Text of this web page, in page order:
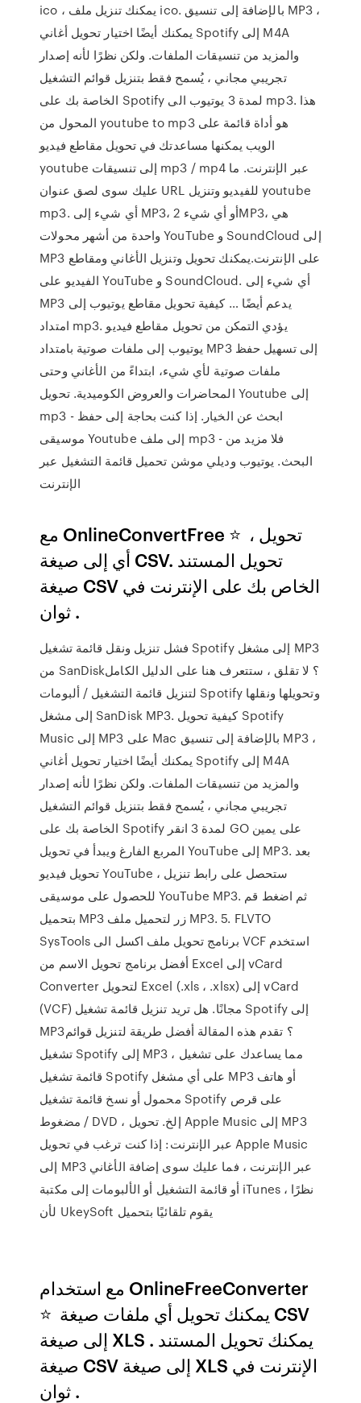
ico ، يمكنك تنزيل ملف ico. بالإضافة إلى تنسيق MP3 ،
يمكنك أيضًا اختيار تحويل أغاني Spotify إلى M4A
والمزيد من تنسيقات الملفات. ولكن نظرًا لأنه إصدار
تجريبي مجاني ، يُسمح فقط بتنزيل قوائم التشغيل
الخاصة بك على Spotify لمدة 3 يوتيوب الى mp3. هذا
المحول من youtube to mp3 هو أداة قائمة على
الويب يمكنها مساعدتك في تحويل مقاطع فيديو
youtube إلى تنسيقات mp3 / mp4 عبر الإنترنت. ما
عليك سوى لصق عنوان URL للفيديو وتنزيل youtube
mp3. أي شيء إلى MP3، أو أي شيء 2MP3، هي
واحدة من أشهر محولات YouTube و SoundCloud إلى
MP3 على الإنترنت.يمكنك تحويل وتنزيل الأغاني ومقاطع
الفيديو على YouTube و SoundCloud. أي شيء إلى
MP3 يدعم أيضًا … كيفية تحويل مقاطع يوتيوب إلى
امتداد mp3. يؤدي التمكن من تحويل مقاطع فيديو
يوتيوب إلى ملفات صوتية بامتداد MP3 إلى تسهيل حفظ
ملفات صوتية لأي شيء، ابتداءً من الأغاني وحتى
المحاضرات والعروض الكوميدية. تحويل Youtube إلى
mp3 - ابحث عن الخيار. إذا كنت بحاجة إلى حفظ
موسيقى Youtube إلى ملف mp3 - فلا مزيد من
البحث. يوتيوب وديلي موشن تحميل قائمة التشغيل عبر
الإنترنت
مع OnlineConvertFree ⭐ ️ ، تحويل
أي إلى صيغة CSV. تحويل المستند
صيغة CSV الخاص بك على الإنترنت في
ثوان ️.
فشل تنزيل ونقل قائمة تشغيل Spotify إلى مشغل MP3
من SanDisk؟ لا تقلق ، ستتعرف هنا على الدليل الكامل
لتنزيل قائمة التشغيل / ألبومات Spotify وتحويلها ونقلها
إلى مشغل SanDisk MP3. كيفية تحويل Spotify
Music إلى MP3 على Mac بالإضافة إلى تنسيق MP3 ،
يمكنك أيضًا اختيار تحويل أغاني Spotify إلى M4A
والمزيد من تنسيقات الملفات. ولكن نظرًا لأنه إصدار
تجريبي مجاني ، يُسمح فقط بتنزيل قوائم التشغيل
الخاصة بك على Spotify لمدة 3 انقر GO على يمين
المربع الفارغ ويبدأ في تحويل YouTube إلى MP3. بعد
تحويل فيديو YouTube ، ستحصل على رابط تنزيل
للحصول على موسيقى YouTube MP3. ثم اضغط قم
بتحميل MP3 زر لتحميل ملف MP3. 5. FLVTO
SysTools برنامج تحويل ملف اكسل الى VCF استخدم
أفضل برنامج تحويل الاسم من Excel إلى vCard
Converter لتحويل Excel (.xls ، .xlsx) إلى vCard
(VCF) مجانًا. هل تريد تنزيل قائمة تشغيل Spotify إلى
MP3؟ تقدم هذه المقالة أفضل طريقة لتنزيل قوائم
تشغيل Spotify إلى MP3 ، مما يساعدك على تشغيل
قائمة تشغيل Spotify على أي مشغل MP3 أو هاتف
محمول أو نسخ قائمة تشغيل Spotify على قرص
مضغوط / DVD ، إلخ. تحويل Apple Music إلى MP3
عبر الإنترنت: إذا كنت ترغب في تحويل Apple Music
إلى MP3 عبر الإنترنت ، فما عليك سوى إضافة الأغاني
أو قائمة التشغيل أو الألبومات إلى مكتبة iTunes ، نظرًا
لأن UkeySoft يقوم تلقائيًا بتحميل
مع استخدام OnlineFreeConverter
⭐ ️ يمكنك تحويل أي ملفات صيغة CSV
إلى صيغة XLS . يمكنك تحويل المستند
صيغة CSV إلى صيغة XLS الإنترنت في
ثوان ️.